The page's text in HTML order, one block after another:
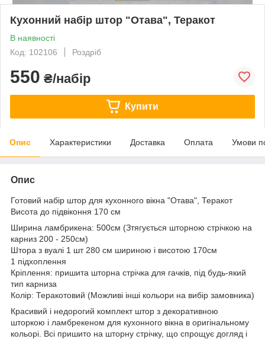
Кухонний набір штор "Отава", Теракот
В наявності
Код: 102106
Роздріб
550 ₴/набір
Купити
Опис Характеристики Доставка Оплата Умови
Опис
Готовий набір штор для кухонного вікна "Отава", Теракот
Висота до підвіконня 170 см
Ширина ламбрикена: 500см (Зтягується шторною стрічкою на
карниз 200 - 250см)
Штора з вуалі 1 шт 280 см шириною і висотою 170см
1 підхоплення
Кріплення: пришита шторна стрічка для гачків, під будь-який
тип карниза
Колір: Теракотовий (Можливі інші кольори на вибір замовника)
Красивий і недорогий комплект штор з декоративною
шторкою і ламбрекеном для кухонного вікна в оригінальному
кольорі. Всі пришито на шторну стрічку, що спрощує догляд і